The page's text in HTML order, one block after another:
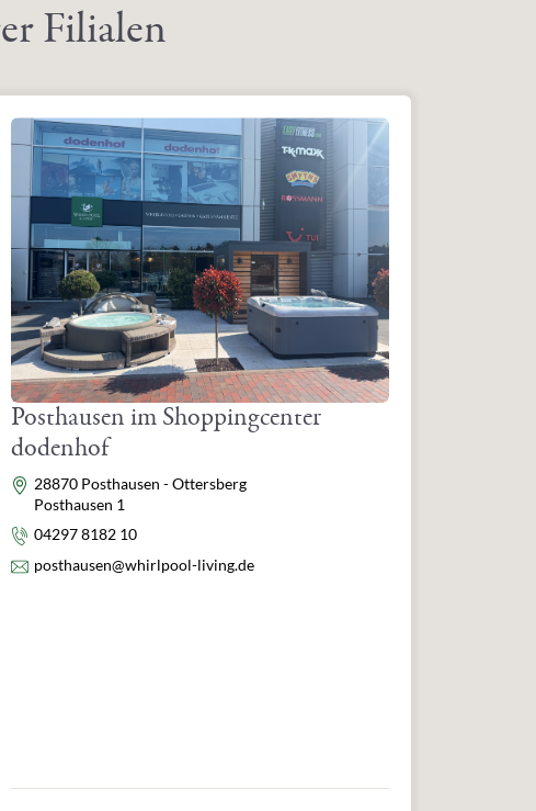
Filialen
Posthausen im Shoppingcenter
dodenhof
Adresse
28870 Posthausen - Ottersberg
Posthausen 1
Telefon
04297 8182 10
E-Mail
posthausen@whirlpool-living.de